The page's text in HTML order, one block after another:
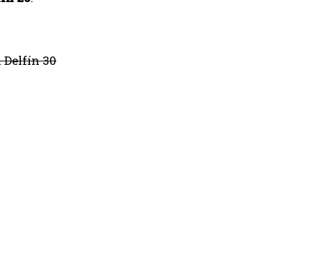
Delfín 30